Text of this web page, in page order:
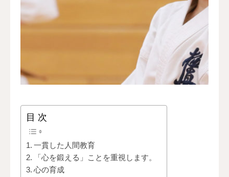
目 次
一貫した人間教育
「心を鍛える」ことを重視します。
心の育成